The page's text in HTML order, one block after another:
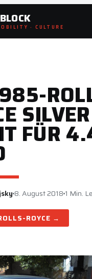
· CULTURE
SILVER
FÜR
8. August 2018 1 Min.
ROYCE